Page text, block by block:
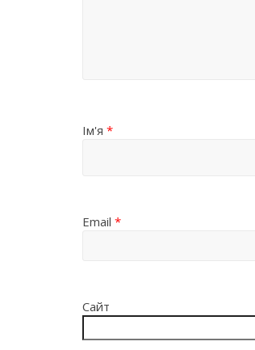
Ім'я *
Email *
Сайт